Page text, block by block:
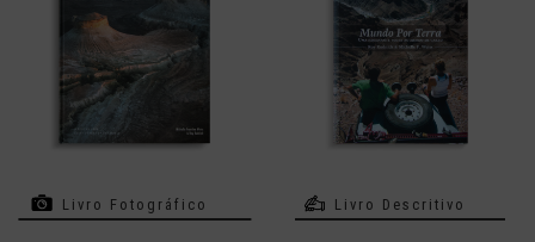
Livro Fotográfico Livro Descritivo